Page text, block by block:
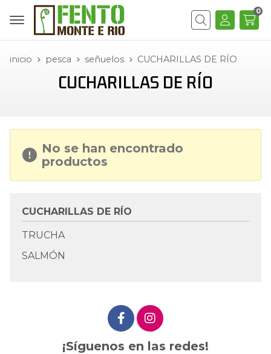
Buscar
0
inicio pesca señuelos CUCHARILLAS DE RÍO
CUCHARILLAS DE RÍO
No se han encontrado
productos
CUCHARILLAS DE RÍO
TRUCHA
SALMÓN
¡Síguenos en las redes!